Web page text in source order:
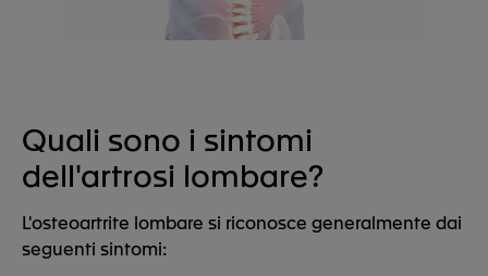
Quali sono i sintomi
dell'artrosi lombare?
L'osteoartrite lombare si riconosce generalmente dai
seguenti sintomi: